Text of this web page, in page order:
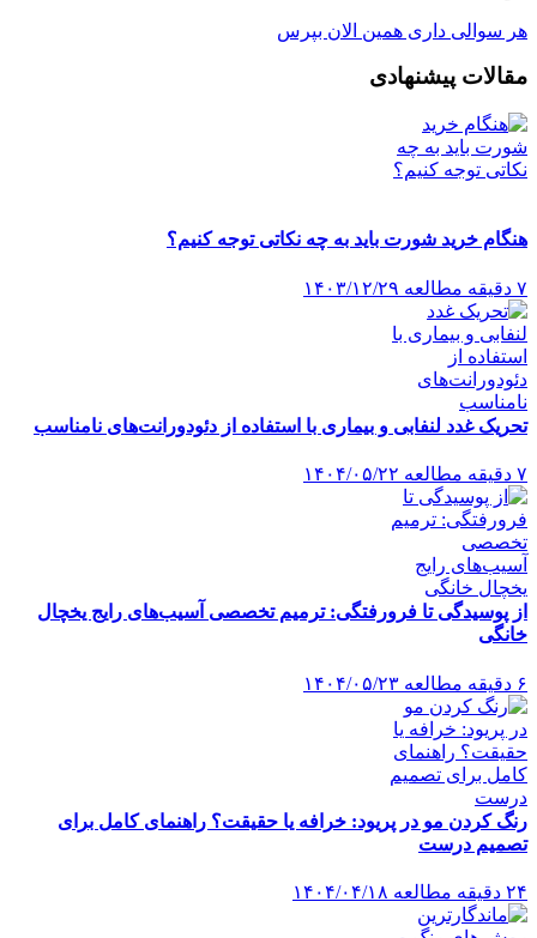
هر سوالی داری همین الان بپرس
مقالات پیشنهادی
هنگام خرید شورت باید به چه نکاتی توجه کنیم؟
۷ دقیقه مطالعه ۱۴۰۳/۱۲/۲۹
تحریک غدد لنفابی و بیماری با استفاده از دئودورانت‌های نامناسب
۷ دقیقه مطالعه ۱۴۰۴/۰۵/۲۲
از پوسیدگی تا فرورفتگی: ترمیم تخصصی آسیب‌های رایج یخچال
خانگی
۶ دقیقه مطالعه ۱۴۰۴/۰۵/۲۳
رنگ کردن مو در پریود: خرافه یا حقیقت؟ راهنمای کامل برای
تصمیم درست
۲۴ دقیقه مطالعه ۱۴۰۴/۰۴/۱۸